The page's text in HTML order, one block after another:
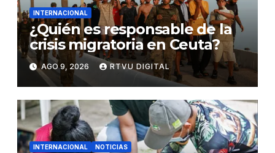
INTERNACIONAL
¿Quién es responsable de la
crisis migratoria en Ceuta?
AGO 9, 2026 RTVU DIGITAL
INTERNACIONAL NOTICIAS